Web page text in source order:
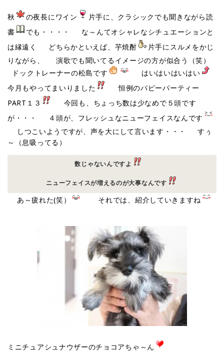
秋 の夜長にワイン
片手に、クラシックでも聞きながら読
書
でも・・・・ な～んてオシャレなシチュエーションと
は縁遠く どちらかといえば、芋焼酎
片手にスルメをかじ
りながら、 演歌でも聞いてるイメージの方が似合う（笑）
ドックトレーナーの松島です
はいはいはいはい
今月もやってまいりました
恒例のパピーパーティー
PART１３
今回も、ちょっち数は少なめで５頭です
が・・・ ４頭が、フレッシュなニューフェイスなんです
しつこいようですが、声を大にして言います・・・ すぅ
～（息吸ってる）
数じゃないんですよ
ニューフェイスが増えるのが大事なんです
あ～疲れた(笑） それでは、紹介していきますね
ミニチュアシュナウザーのチョコアちゃ～ん